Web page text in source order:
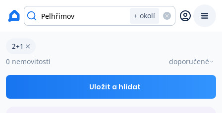
+ okolí
Prodat
Prodej s Reas.cz
okres Pelhřimov
Byty 2+1 na prodej Pelhřimov
2+1
0 nemovitostí
doporučené
Uložit a hlídat